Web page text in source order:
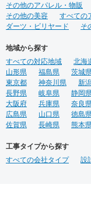
その他のアパレル・物販
その他の美容
すべての
ダーツ・ビリヤード
そ
地域から探す
すべての対応地域
北海
山形県
福島県 茨城
東京都
神奈川県 新
長野県
岐阜県 静岡
大阪府
兵庫県 奈良
広島県
山口県 徳島
佐賀県
長崎県 熊本
工事タイプから探す
すべての会社タイプ
設